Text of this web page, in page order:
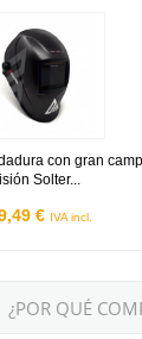
con gran
Solter...
€ IVA incl.
con gran
¿POR QUÉ